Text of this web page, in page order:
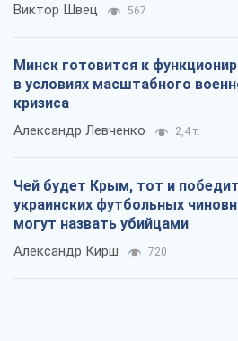
Виктор Швец 567
Минск готовится к
в условиях масштабного
кризиса
Александр Левченко 2,4 т.
Чей будет Крым, тот и
украинских футбольных
могут назвать убийцами
Александр Кирш 720